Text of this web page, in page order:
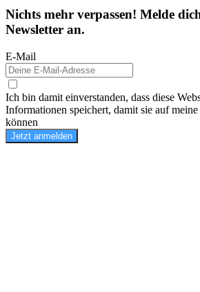
Nichts mehr verpassen! Melde
Newsletter an.
E-Mail
Ich bin damit einverstanden, dass diese
Informationen speichert, damit sie auf
können
Jetzt anmelden